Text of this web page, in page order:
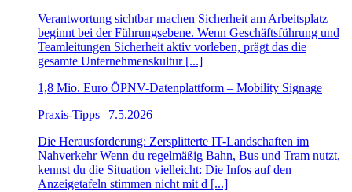
Verantwortung sichtbar machen Sicherheit am Arbeitsplatz
beginnt bei der Führungsebene. Wenn Geschäftsführung und
Teamleitungen Sicherheit aktiv vorleben, prägt das die
gesamte Unternehmenskultur [...]
1,8 Mio. Euro ÖPNV-Datenplattform – Mobility Signage
Praxis-Tipps | 7.5.2026
Die Herausforderung: Zersplitterte IT-Landschaften im
Nahverkehr Wenn du regelmäßig Bahn, Bus und Tram nutzt,
kennst du die Situation vielleicht: Die Infos auf den
Anzeigetafeln stimmen nicht mit d [...]